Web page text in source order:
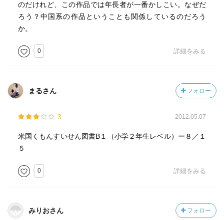
のだけれど、この作品では年長者が一番かしこい。なぜだ
ろう？中国系の作品ということも関係しているのだろう
か。
0 詳細をみる
まるさん フォロー
3 2012.05.07
米国くもんすいせん図書B１（小学２年生レベル）ー８／１
５
0 詳細をみる
みりおさん フォロー